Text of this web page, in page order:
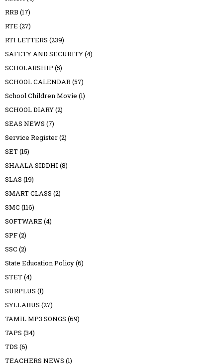
RRB (17)
RTE (27)
RTI LETTERS (239)
SAFETY AND SECURITY(4)
SCHOLARSHIP (5)
SCHOOL CALENDAR(57)
School Children Movie (1)
SCHOOL DIARY(2)
SEAS NEWS (7)
Service Register(2)
SET(15)
SHAALA SIDDHI (8)
SLAS (19)
SMART CLASS (2)
SMC (116)
SOFTWARE (4)
SPF(2)
SSC (2)
State Education Policy(6)
STET(4)
SURPLUS (1)
SYLLABUS (27)
TAMIL MP3 SONGS (69)
TAPS (34)
TDS (6)
TEACHERS NEWS (1)